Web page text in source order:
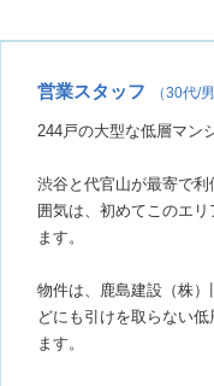
営業スタッフ （30代/
244戸の大型な低層マン
渋谷と代官山が最寄で
囲気は、初めてこのエ
ます。
物件は、鹿島建設（株
どにも引けを取らない
ます。